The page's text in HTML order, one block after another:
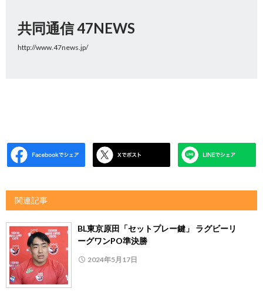
共同通信 47NEWS
http://www.47news.jp/
関連記事
BL東京原田「セットプレー鍵」 ラグビーリ
ーグワンPO準決勝
2024年5月17日